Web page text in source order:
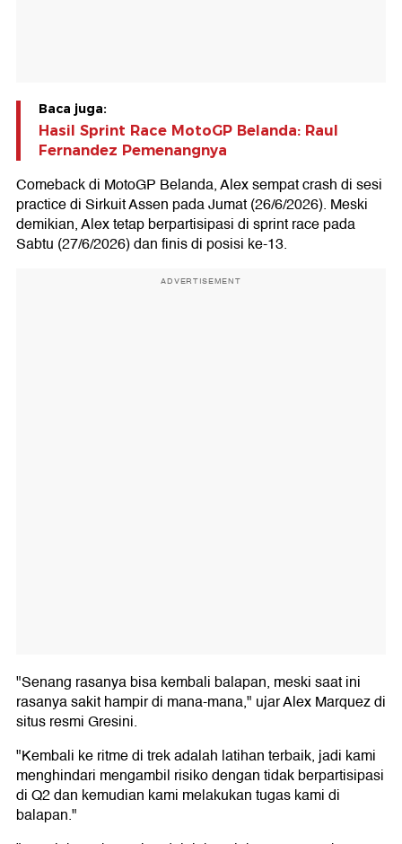
Baca juga:
Hasil Sprint Race MotoGP Belanda: Raul
Fernandez Pemenangnya
Comeback di MotoGP Belanda, Alex sempat crash di sesi
practice di Sirkuit Assen pada Jumat (26/6/2026). Meski
demikian, Alex tetap berpartisipasi di sprint race pada
Sabtu (27/6/2026) dan finis di posisi ke-13.
ADVERTISEMENT
"Senang rasanya bisa kembali balapan, meski saat ini
rasanya sakit hampir di mana-mana," ujar Alex Marquez di
situs resmi Gresini.
"Kembali ke ritme di trek adalah latihan terbaik, jadi kami
menghindari mengambil risiko dengan tidak berpartisipasi
di Q2 dan kemudian kami melakukan tugas kami di
balapan."